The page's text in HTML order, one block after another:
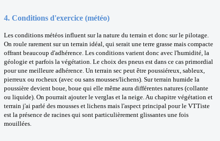
4. Conditions d'exercice (météo)
Les conditions météos influent sur la nature du terrain et donc sur le pilotage.
On roule rarement sur un terrain idéal, qui serait une terre grasse mais compacte
offrant beaucoup d'adhérence. Les conditions varient donc avec l'humidité, la
géologie et parfois la végétation. Le choix des pneus est dans ce cas primordial
pour une meilleure adhérence. Un terrain sec peut être poussiéreux, sableux,
pierreux ou rocheux (avec ou sans mousses/lichens). Sur terrain humide la
poussière devient boue, boue qui elle même aura différentes natures (collante
ou liquide). On pourrait ajouter le verglas et la neige. Au chapitre végétation et
terrain j'ai parlé des mousses et lichens mais l'aspect principal pour le VTTiste
est la présence de racines qui sont particulièrement glissantes une fois
mouillées.